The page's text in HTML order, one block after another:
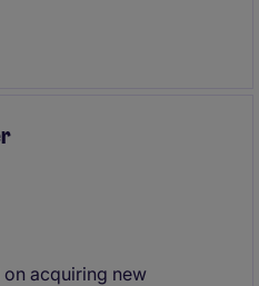
voor het beheer
bieden van ondersteuning
Dan ben ik op zoek naar
acquiring new